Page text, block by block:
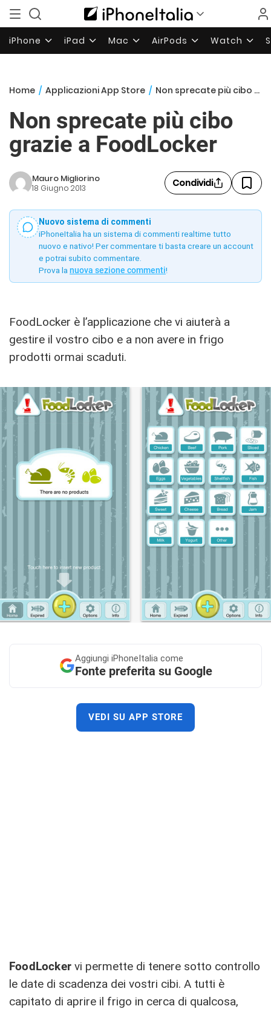
iPhone iPad Mac AirPods Watch
Home / Applicazioni App Store / Non sprecate più cibo grazie a FoodLocker
Non sprecate più cibo
grazie a FoodLocker
Mauro Migliorino
18 Giugno 2013 Condividi
Nuovo sistema di commenti
iPhoneItalia ha un sistema di commenti realtime tutto
nuovo e nativo! Per commentare ti basta creare un account
e potrai subito commentare.
Prova la nuova sezione commenti!
FoodLocker è l’applicazione che vi aiuterà a
gestire il vostro cibo e a non avere in frigo
prodotti ormai scaduti.
Aggiungi iPhoneItalia come
Fonte preferita su Google
VEDI SU APP STORE
FoodLocker vi permette di tenere sotto controllo
le date di scadenza dei vostri cibi. A tutti è
capitato di aprire il frigo in cerca di qualcosa,